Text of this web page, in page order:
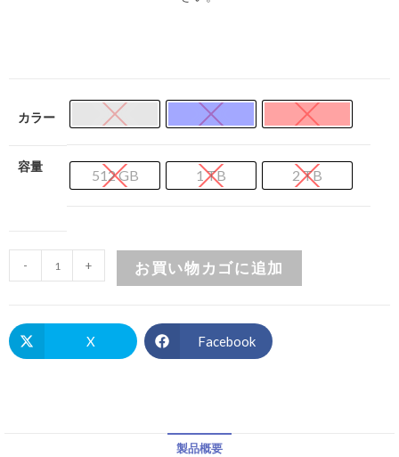
カラー
容量
512 GB 1 TB 2 TB
- + お買い物カゴに追加
X Facebook
製品概要